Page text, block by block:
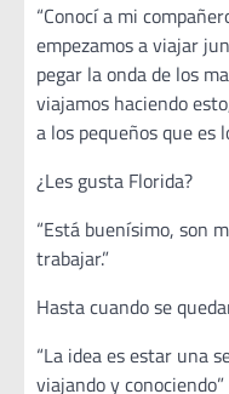
“Conocí a mi
empezamos a viajar
pegar la onda de los
viajamos haciendo
a los pequeños que es
¿Les gusta Florida?
“Está buenísimo, son
trabajar.”
Hasta cuando se
“La idea es estar una
viajando y conociendo”